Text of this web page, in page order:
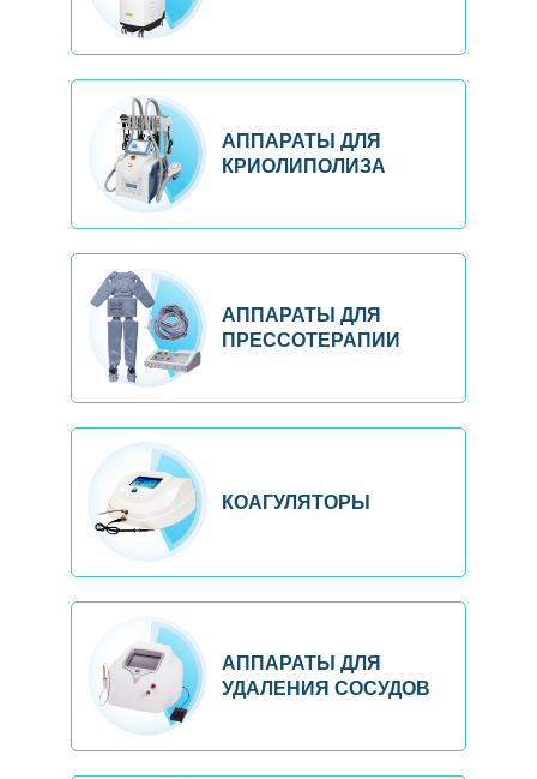
АППАРАТЫ ДЛЯ
ПРЕССОТЕРАПИИ
КОАГУЛЯТОРЫ
АППАРАТЫ ДЛЯ
КРИОЛИПОЛИЗА
АППАРАТЫ ДЛЯ
УДАЛЕНИЯ СОСУДОВ